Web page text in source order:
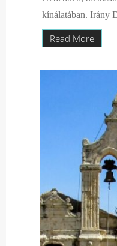
kínálatában. Irány
Read More